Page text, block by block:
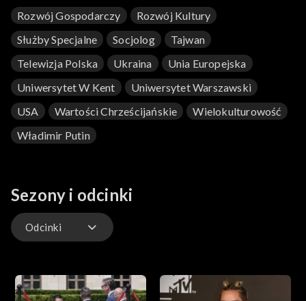
Rozwój Gospodarczy
Rozwój Kultury
Służby Specjalne
Socjolog
Tajwan
Telewizja Polska
Ukraina
Unia Europejska
Uniwersytet W Kent
Uniwersytet Warszawski
USA
Wartości Chrześcijańskie
Wielokulturowość
Władimir Putin
Sezony i odcinki
Odcinki